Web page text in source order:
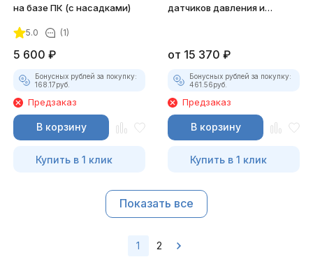
на базе ПК (с насадками)
5.0 (1)
5 600 ₽
Бонусных рублей за покупку:
168.17руб.
Предзаказ
В корзину
Купить в 1 клик
датчиков давления и
от 15 370 ₽
Бонусных рублей за покупку:
461.56руб.
Предзаказ
В корзину
Купить в 1 клик
Показать все
1 2